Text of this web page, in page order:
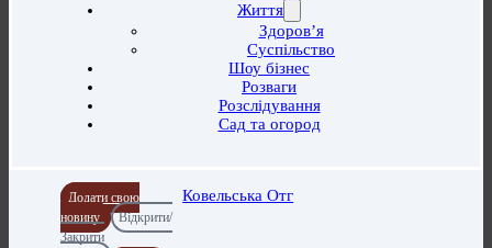
Життя
Здоров’я
Суспільство
Шоу бізнес
Розваги
Розслідування
Сад та огород
Додати свою
новину
Відкрити/
Закрити
Ковельська Отг